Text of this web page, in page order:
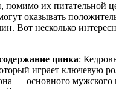
помимо их питательной
оказывать
Вот несколько
цинка:
играет ключевую
— основного мужского